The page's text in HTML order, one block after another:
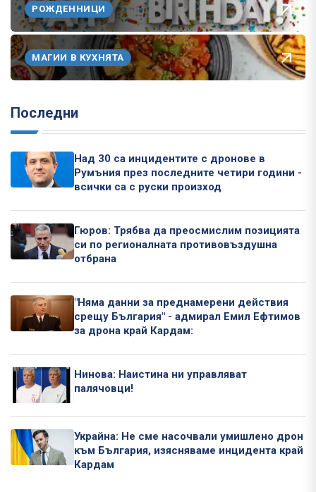
РОЖДЕННИЦИ
МАГИИ В КУХНЯТА
Последни
Над 30 са инцидентите с дронове в
Румъния през последните четири години -
всички са с руски произход
Гюров: Трябва да преосмислим позицията
си по регионалната противовъздушна
отбрана
"Няма данни за преднамерени действия
срещу България" - адмирал Емил Ефтимов
за дрона край Кардам:
Нинова: Наистина ни управляват
палячовци!
Украйна: Не сме насочвали умишлено дрон
към България, изясняваме инцидента край
Кардам